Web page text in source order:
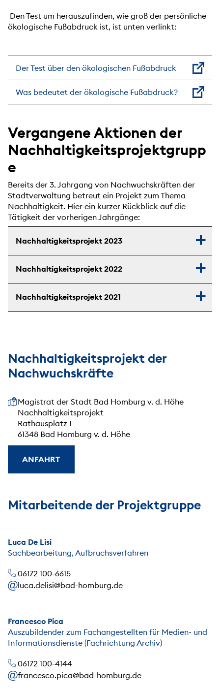
Den Test um herauszufinden, wie groß der persönliche
ökologische Fußabdruck ist, ist unten verlinkt:
Der Test über den ökologischen Fußabdruck
Was bedeutet der ökologische Fußabdruck?
Vergangene Aktionen der
Nachhaltigkeitsprojektgrupp
e
Bereits der 3. Jahrgang von Nachwuchskräften der
Stadtverwaltung betreut ein Projekt zum Thema
Nachhaltigkeit. Hier ein kurzer Rückblick auf die
Tätigkeit der vorherigen Jahrgänge:
Nachhaltigkeitsprojekt 2023
Nachhaltigkeitsprojekt 2022
Nachhaltigkeitsprojekt 2021
Nachhaltigkeitsprojekt der
Nachwuchskräfte
Unsere Anschrift
Magistrat der Stadt Bad Homburg v. d. Höhe
Nachhaltigkeitsprojekt
Rathausplatz 1
61348 Bad Homburg v. d. Höhe
ANFAHRT
Mitarbeitende der Projektgruppe
Luca De Lisi
Sachbearbeitung, Aufbruchsverfahren
06172 100-6615
luca.delisi@bad-homburg.de
Francesco Pica
Auszubildender zum Fachangestellten für Medien- und
Informationsdienste (Fachrichtung Archiv)
06172 100-4144
francesco.pica@bad-homburg.de